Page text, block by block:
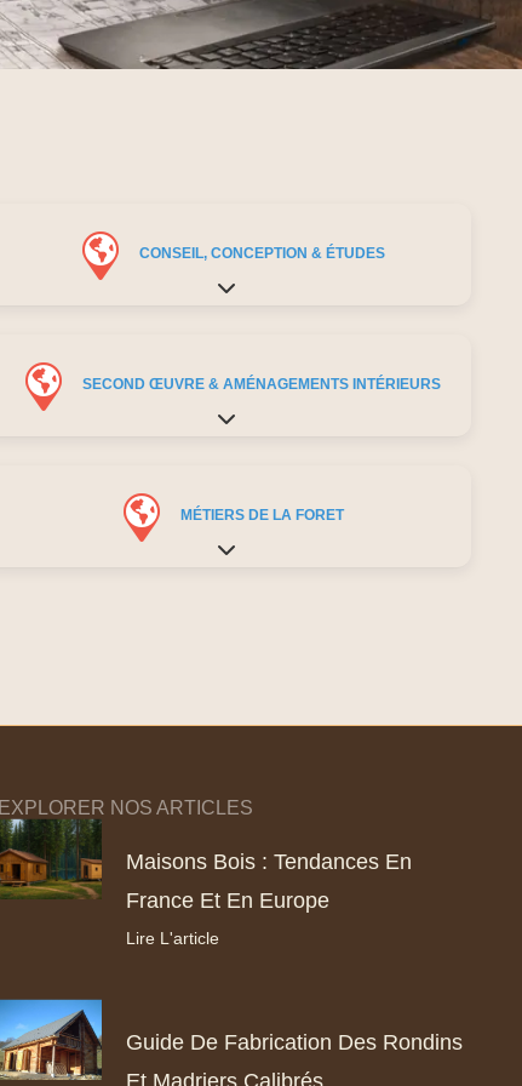
CONSEIL, CONCEPTION & ÉTUDES
Expand sub-categories
SECOND ŒUVRE & AMÉNAGEMENTS INTÉRIEURS
Expand sub-categories
MÉTIERS DE LA FORET
Expand sub-categories
EXPLORER NOS ARTICLES
Maisons Bois : Tendances En
France Et En Europe
Lire L'article
Guide De Fabrication Des Rondins
Et Madriers Calibrés